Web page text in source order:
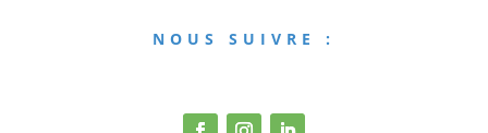
NOUS SUIVRE :